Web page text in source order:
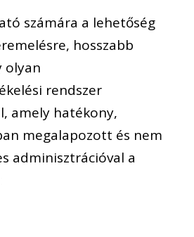
számára a lehetőség
hosszabb
olyan
rendszer
amely hatékony,
megalapozott és nem
adminisztrációval a